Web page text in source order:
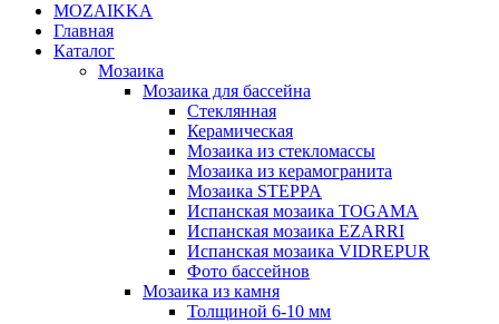
MOZAIKKA
Главная
Каталог
Мозаика
Мозаика для бассейна
Стеклянная
Керамическая
Мозаика из стекломассы
Мозаика из керамогранита
Мозаика STEPPA
Испанская мозаика TOGAMA
Испанская мозаика EZARRI
Испанская мозаика VIDREPUR
Фото бассейнов
Мозаика из камня
Толщиной 6-10 мм